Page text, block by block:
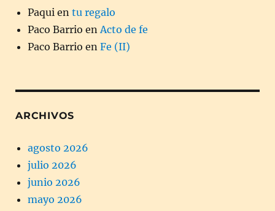
Paqui en tu regalo
Paco Barrio en Acto de fe
Paco Barrio en Fe (II)
ARCHIVOS
agosto 2026
julio 2026
junio 2026
mayo 2026